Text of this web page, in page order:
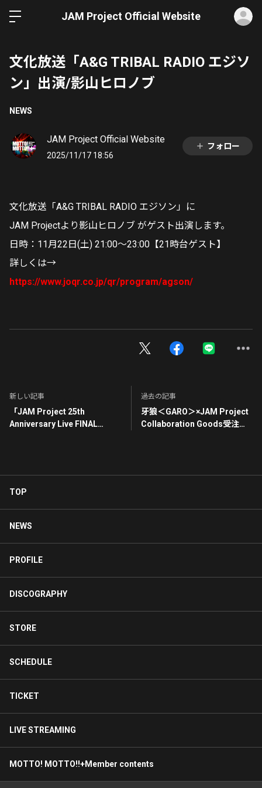
JAM Project Official Website
文化放送「A&G TRIBAL RADIO エジソ
ン」出演/影山ヒロノブ
NEWS
JAM Project Official Website
2025/11/17 18:56
フォロー
文化放送「A&G TRIBAL RADIO エジソン」に
JAM Projectより影山ヒロノブ がゲスト出演します。
日時：11月22日(土) 21:00～23:00【21時台ゲスト】
詳しくは→
https://www.joqr.co.jp/qr/program/agson/
新しい記事
「JAM Project 25th
Anniversary Live FINAL
過去の記事
牙狼＜GARO＞×JAM Project
Collaboration Goods受注販
TOP
NEWS
PROFILE
DISCOGRAPHY
STORE
SCHEDULE
TICKET
LIVE STREAMING
MOTTO! MOTTO!!+Member contents